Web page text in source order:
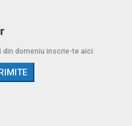
din domeniu inscrie-te aici: